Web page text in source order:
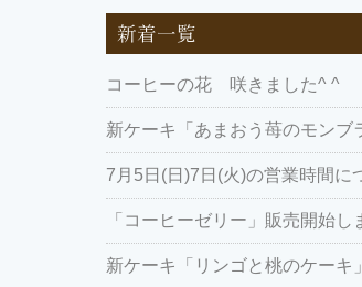
新着一覧
コーヒーの花 咲きました^ ^
新ケーキ「あまおう苺のモンブ
7月5日(日)7日(火)の営業時間に
「コーヒーゼリー」販売開始し
新ケーキ「リンゴと桃のケーキ